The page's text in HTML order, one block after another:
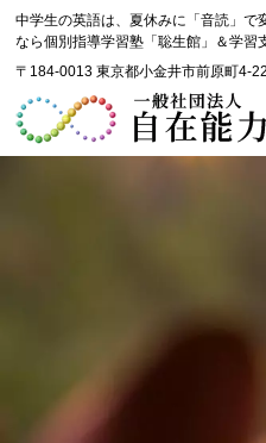
中学生の英語は、夏休みに「音読」
なら個別指導学習塾「聡生館」＆学習
〒184-0013 東京都小金井市前原町4-